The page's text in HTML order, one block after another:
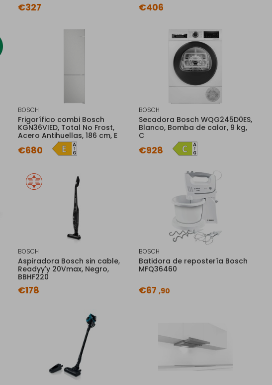
€327 €406
BOSCH
Frigorífico combi Bosch
KGN36VIED, Total No Frost,
Acero Antihuellas, 186 cm, E
€680
BOSCH
Secadora Bosch WQG245D0ES,
Blanco, Bomba de calor, 9 kg,
C
€928
BOSCH
Aspiradora Bosch sin cable,
Readyy'y 20Vmax, Negro,
BBHF220
€178
BOSCH
Batidora de repostería Bosch
MFQ36460
€67 ,90